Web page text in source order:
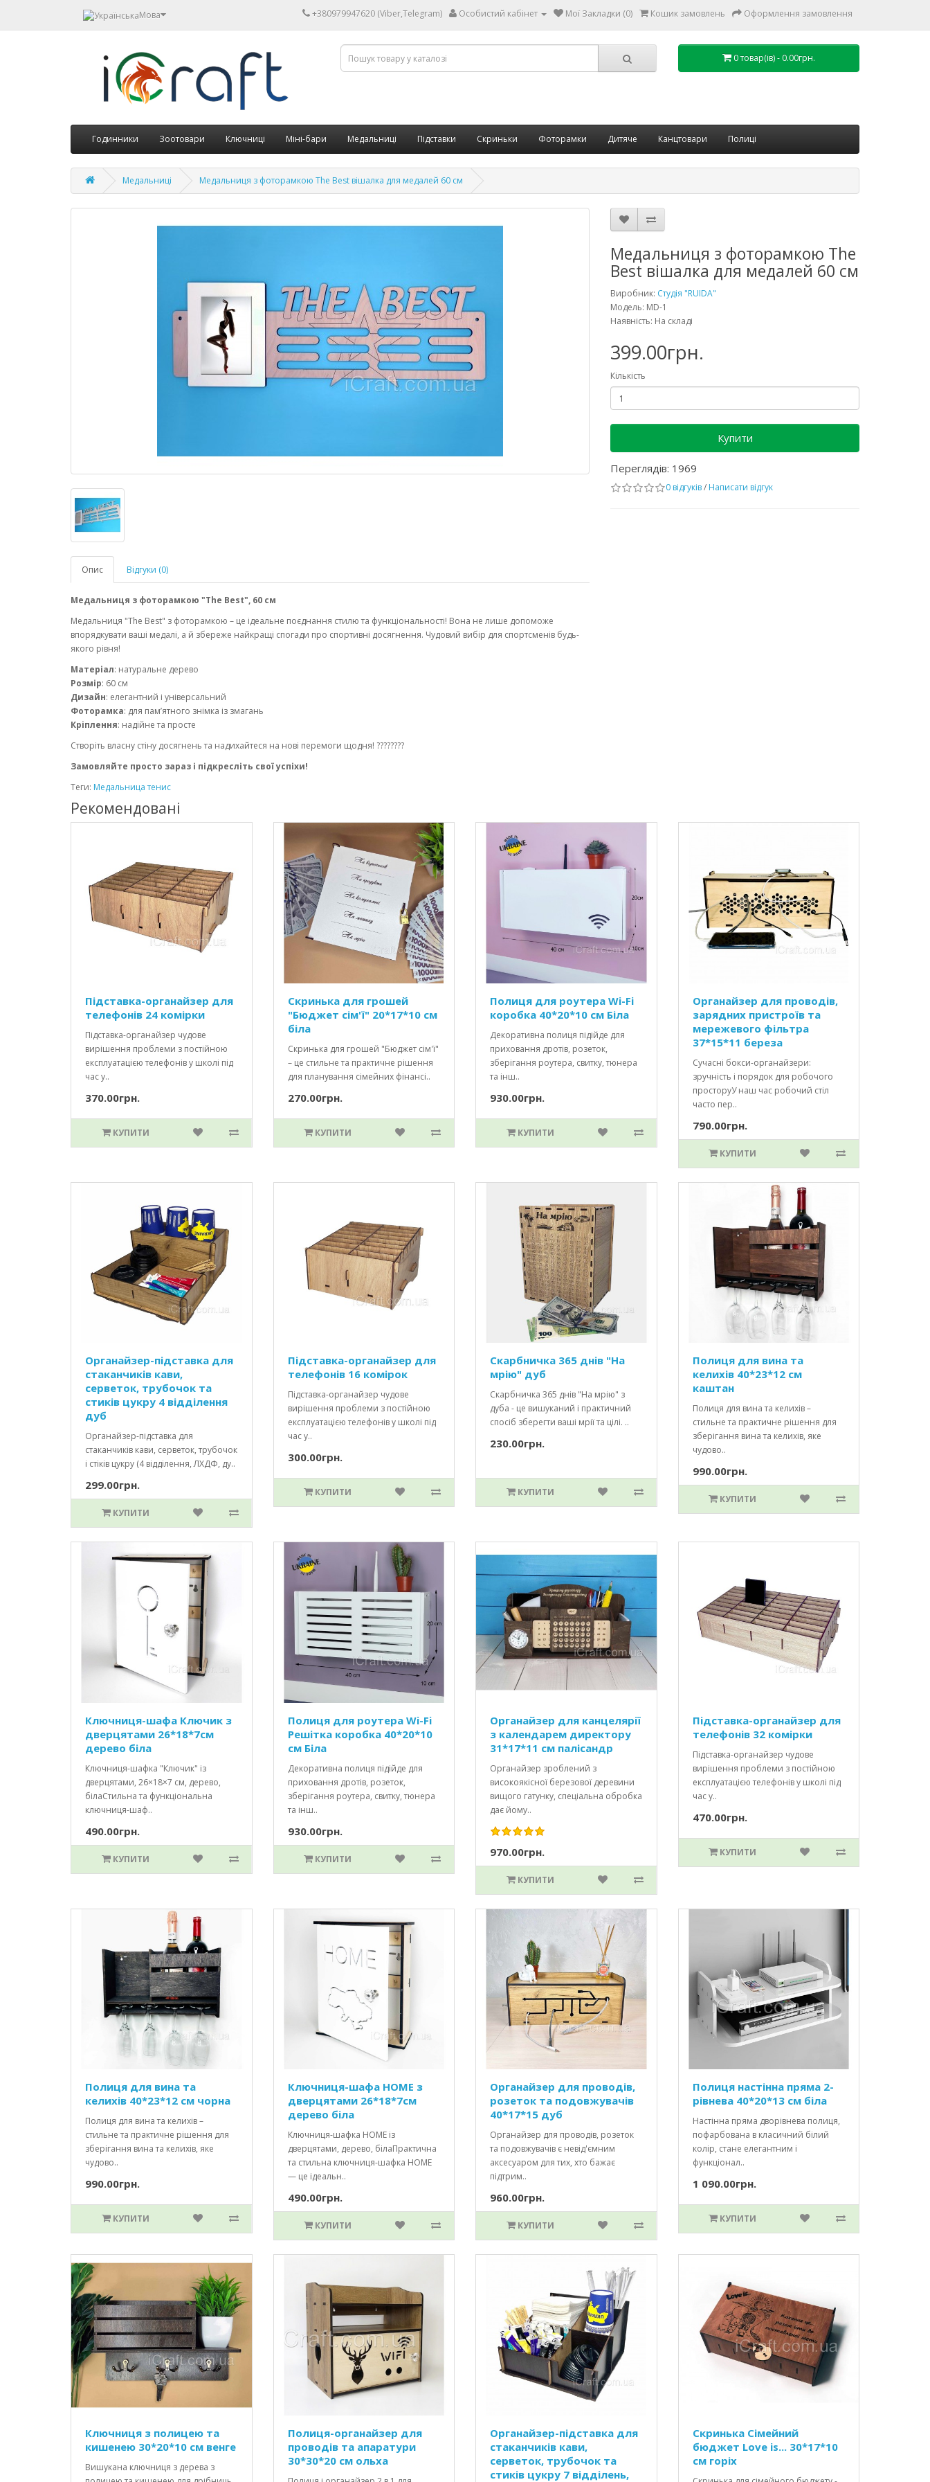
Мова +380979947620 (Viber,Telegram) Особистий кабінет Мої Закладки (0) Кошик замовлень Оформлення замовлення
0 товар(ів) - 0.00грн.
Годинники Зоотовари Ключниці Міні-бари Медальниці Підставки Скриньки Фоторамки Дитяче Канцтовари Полиці
Медальниці Медальниця з фоторамкою The Best вішалка для медалей 60 см
Опис Відгуки (0)
Медальниця з фоторамкою "The Best", 60 см
Медальниця "The Best" з фоторамкою – це ідеальне поєднання стилю та функціональності! Вона не лише допоможе
впорядкувати ваші медалі, а й збереже найкращі спогади про спортивні досягнення. Чудовий вибір для спортсменів будь-
якого рівня!
Матеріал: натуральне дерево
Розмір: 60 см
Дизайн: елегантний і універсальний
Фоторамка: для пам’ятного знімка із змагань
Кріплення: надійне та просте
Створіть власну стіну досягнень та надихайтеся на нові перемоги щодня! ????????
Замовляйте просто зараз і підкресліть свої успіхи!
Медальниця з фоторамкою The
Best вішалка для медалей 60 см
Виробник: Студія "RUIDA"
Модель: MD-1
Наявність: На складі
399.00грн.
Кількість
Купити
Переглядів: 1969
0 відгуків/ Написати відгук
Теги: Медальница тенис
Рекомендовані
Підставка-органайзер для
телефонів 24 комірки
Підставка-органайзер чудове
вирішення проблеми з постійною
експлуатацією телефонів у школі під
час у..
370.00грн.
КУПИТИ
Скринька для грошей
"Бюджет сім'ї" 20*17*10 см
біла
Скринька для грошей "Бюджет сім'ї"
– це стильне та практичне рішення
для планування сімейних фінансі..
270.00грн.
КУПИТИ
Полиця для роутера Wi-Fi
коробка 40*20*10 см Біла
Декоративна полиця підійде для
приховання дротів, розеток,
зберігання роутера, свитку, тюнера
та інш..
930.00грн.
КУПИТИ
Органайзер для проводів,
зарядних пристроїв та
мережевого фільтра
37*15*11 береза
Сучасні бокси-органайзери:
зручність і порядок для робочого
просторуУ наш час робочий стіл
часто пер..
790.00грн.
КУПИТИ
Органайзер-підставка для
стаканчиків кави,
серветок, трубочок та
стиків цукру 4 відділення
дуб
Органайзер-підставка для
стаканчиків кави, серветок, трубочок
і стіків цукру (4 відділення, ЛХДФ, ду..
299.00грн.
КУПИТИ
Підставка-органайзер для
телефонів 16 комірок
Підставка-органайзер чудове
вирішення проблеми з постійною
експлуатацією телефонів у школі під
час у..
300.00грн.
КУПИТИ
Скарбничка 365 днів "На
мрію" дуб
Скарбничка 365 днів "На мрію" з
дуба - це вишуканий і практичний
спосіб зберегти ваші мрії та цілі. ..
230.00грн.
КУПИТИ
Полиця для вина та
келихів 40*23*12 см
каштан
Полиця для вина та келихів –
стильне та практичне рішення для
зберігання вина та келихів, яке
чудово..
990.00грн.
КУПИТИ
Ключниця-шафа Ключик з
дверцятами 26*18*7см
дерево біла
Ключниця-шафка "Ключик" із
дверцятами, 26×18×7 см, дерево,
білаСтильна та функціональна
ключниця-шаф..
490.00грн.
КУПИТИ
Полиця для роутера Wi-Fi
Решітка коробка 40*20*10
см Біла
Декоративна полиця підійде для
приховання дротів, розеток,
зберігання роутера, свитку, тюнера
та інш..
930.00грн.
КУПИТИ
Органайзер для канцелярії
з календарем директору
31*17*11 см палісандр
Органайзер зроблений з
високоякісної березової деревини
вищого гатунку, спеціальна обробка
дає йому..
970.00грн.
КУПИТИ
Підставка-органайзер для
телефонів 32 комірки
Підставка-органайзер чудове
вирішення проблеми з постійною
експлуатацією телефонів у школі під
час у..
470.00грн.
КУПИТИ
Полиця для вина та
келихів 40*23*12 см чорна
Полиця для вина та келихів –
стильне та практичне рішення для
зберігання вина та келихів, яке
чудово..
990.00грн.
КУПИТИ
Ключниця-шафа HOME з
дверцятами 26*18*7см
дерево біла
Ключниця-шафка HOME із
дверцятами, дерево, білаПрактична
та стильна ключниця-шафка HOME
— це ідеальн..
490.00грн.
КУПИТИ
Органайзер для проводів,
розеток та подовжувачів
40*17*15 дуб
Органайзер для проводів, розеток
та подовжувачів є невід'ємним
аксесуаром для тих, хто бажає
підтрим..
960.00грн.
КУПИТИ
Полиця настінна пряма 2-
рівнева 40*20*13 см біла
Настінна пряма дворівнева полиця,
пофарбована в класичний білий
колір, стане елегантним і
функціонал..
1 090.00грн.
КУПИТИ
Ключниця з полицею та
кишенею 30*20*10 см венге
Вишукана ключниця з дерева з
Полиця-органайзер для
проводів та апаратури
30*30*20 см ольха
Органайзер-підставка для
стаканчиків кави,
серветок, трубочок та
стиків цукру 7 відділень,
Скринька Сімейний
бюджет Love is... 30*17*10
см горіх